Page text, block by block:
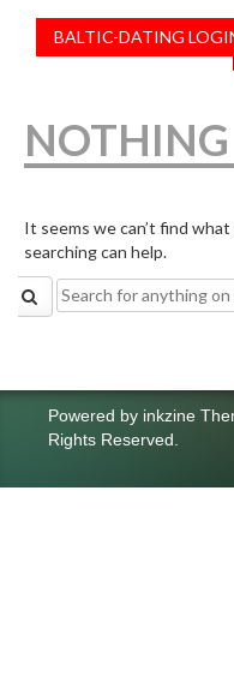
BALTIC-DATING
It seems we can’t find
searching can help.
Search
for:
Powered by inkzine
Rights Reserved.